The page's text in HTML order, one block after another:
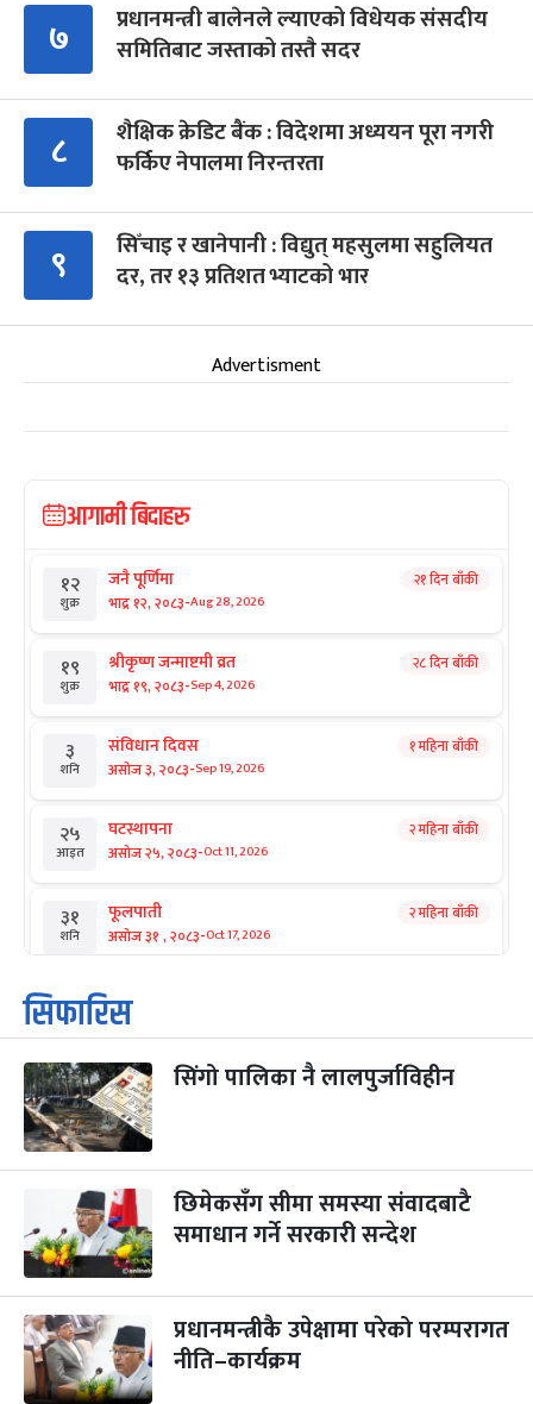
७
प्रधानमन्त्री बालेनले ल्याएको विधेयक संसदीय
समितिबाट जस्ताको तस्तै सदर
८
शैक्षिक क्रेडिट बैंक : विदेशमा अध्ययन पूरा नगरी
फर्किए नेपालमा निरन्तरता
९
सिँचाइ र खानेपानी : विद्युत् महसुलमा सहुलियत
दर, तर १३ प्रतिशत भ्याटको भार
Advertisment
आगामी बिदाहरु
१२
शुक्र
जनै पूर्णिमा
भाद्र १२, २०८३-Aug 28, 2026
२१ दिन बाँकी
१९
शुक्र
श्रीकृष्ण जन्माष्टमी व्रत
भाद्र १९, २०८३-Sep 4, 2026
२८ दिन बाँकी
३
शनि
संविधान दिवस
असोज ३, २०८३-Sep 19, 2026
१ महिना बाँकी
२५
आइत
घटस्थापना
असोज २५, २०८३-Oct 11, 2026
२ महिना बाँकी
३१
शनि
फूलपाती
असोज ३१ , २०८३-Oct 17, 2026
२ महिना बाँकी
१
आइत
कार्तिक सङ्क्रान्ति
कार्तिक १, २०८३
३
मंगल
महानवमी
कार्तिक ३, २०८३
२ महिना बाँकी
४
कार्तिक ४, २०८३ -Oct 21, 2026
५
बिहि
पापा‌ङ्कुशा एकादशी व्रत
कार्तिक ५, २०८३
२ महिना बाँकी
२२
आइत
कुकुर तिहार
कार्तिक २२, २०८३-Nov 8, 2026
३ महिना बाँकी
सिफारिस
सिंगो पालिका नै लालपुर्जाविहीन
छिमेकसँग सीमा समस्या संवादबाटै
समाधान गर्ने सरकारी सन्देश
प्रधानमन्त्रीकै उपेक्षामा परेको परम्परागत
नीति–कार्यक्रम